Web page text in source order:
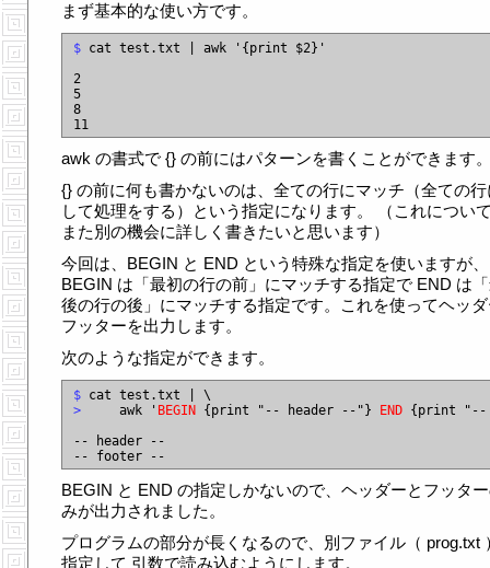
まず基本的な使い方です。
$ cat test.txt | awk '{print $2}'
2
5
8
awk の書式で {} の前にはパターンを書くことができます
{} の前に何も書かないのは、全ての行にマッチ（全ての
して処理をする）という指定になります。 （これについ
また別の機会に詳しく書きたいと思います）
今回は、BEGIN と END という特殊な指定を使いますが、
BEGIN は「最初の行の前」にマッチする指定で END は
後の行の後」にマッチする指定です。これを使ってヘッ
フッターを出力します。
次のような指定ができます。
$
>
     awk '
BEGIN {print "-- header --"} END {print
-- header --
BEGIN と END の指定しかないので、ヘッダーとフッタ
みが出力されました。
プログラムの部分が長くなるので、別ファイル（ prog.txt
指定して 引数で読み込むようにします。